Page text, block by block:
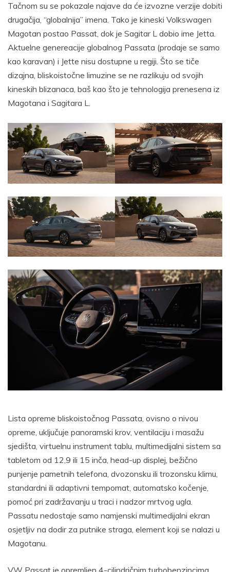
Tačnom su se pokazale najave da će izvozne verzije dobiti
drugačija, “globalnija” imena. Tako je kineski Volkswagen
Magotan postao Passat, dok je Sagitar L dobio ime Jetta.
Aktuelne genereacije globalnog Passata (prodaje se samo
kao karavan) i Jette nisu dostupne u regiji. Što se tiče
dizajna, bliskoistočne limuzine se ne razlikuju od svojih
kineskih blizanaca, baš kao što je tehnologija prenesena iz
Magotana i Sagitara L.
Lista opreme bliskoistočnog Passata, ovisno o nivou
opreme, uključuje panoramski krov, ventilaciju i masažu
sjedišta, virtuelnu instrument tablu, multimedijalni sistem sa
tabletom od 12,9 ili 15 inča, head-up displej, bežično
punjenje pametnih telefona, dvozonsku ili trozonsku klimu,
standardni ili adaptivni tempomat, automatsko kočenje,
pomoć pri zadržavanju u traci i nadzor mrtvog ugla.
Passatu nedostaje samo namjenski multimedijalni ekran
osjetljiv na dodir za putnike straga, element koji se nalazi u
Magotanu.